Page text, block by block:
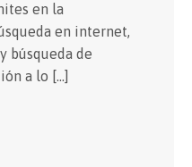
en la
en internet,
búsqueda de
a lo […]